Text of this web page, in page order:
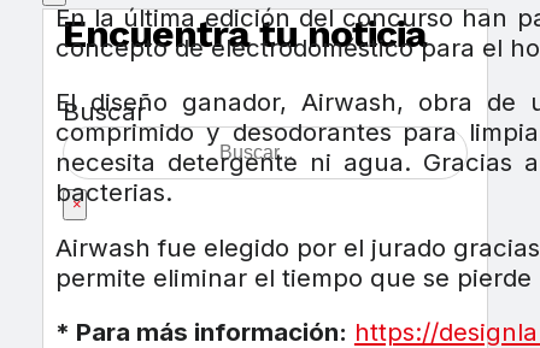
Encuentra tu noticia
Buscar
×
En la última edición del concurso han
concepto de electrodoméstico para el
El diseño ganador, Airwash, obra
comprimido y desodorantes para
necesita detergente ni agua. Gracias
bacterias.
Airwash fue elegido por el jurado
permite eliminar el tiempo que se
* Para más información: https://